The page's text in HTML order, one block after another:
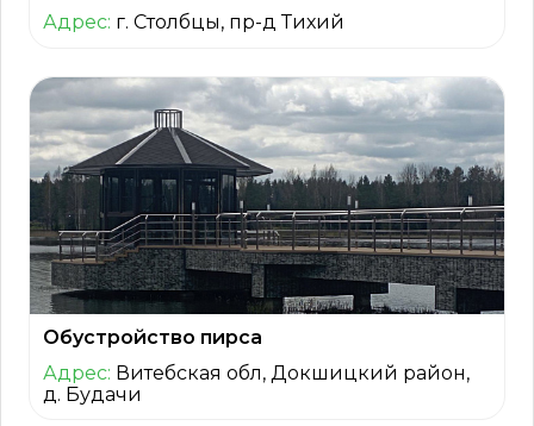
Адрес: г. Столбцы, пр-д Тихий
Обустройство пирса
Адрес: Витебская обл, Докшицкий район,
д. Будачи